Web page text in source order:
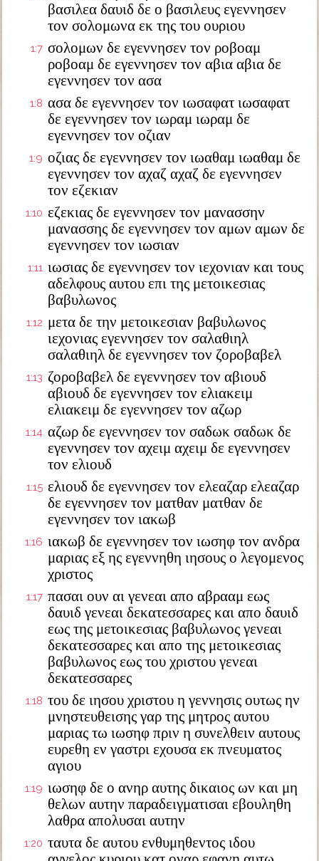
βασιλεα δαυιδ δε ο βασιλευς εγεννησεν
τον σολομωνα εκ της του ουριου
1:7 σολομων δε εγεννησεν τον ροβοαμ
ροβοαμ δε εγεννησεν τον αβια αβια δε
εγεννησεν τον ασα
1:8 ασα δε εγεννησεν τον ιωσαφατ ιωσαφατ
δε εγεννησεν τον ιωραμ ιωραμ δε
εγεννησεν τον οζιαν
1:9 οζιας δε εγεννησεν τον ιωαθαμ ιωαθαμ δε
εγεννησεν τον αχαζ αχαζ δε εγεννησεν
τον εζεκιαν
1:10 εζεκιας δε εγεννησεν τον μανασσην
μανασσης δε εγεννησεν τον αμων αμων δε
εγεννησεν τον ιωσιαν
1:11 ιωσιας δε εγεννησεν τον ιεχονιαν και τους
αδελφους αυτου επι της μετοικεσιας
βαβυλωνος
1:12 μετα δε την μετοικεσιαν βαβυλωνος
ιεχονιας εγεννησεν τον σαλαθιηλ
σαλαθιηλ δε εγεννησεν τον ζοροβαβελ
1:13 ζοροβαβελ δε εγεννησεν τον αβιουδ
αβιουδ δε εγεννησεν τον ελιακειμ
ελιακειμ δε εγεννησεν τον αζωρ
1:14 αζωρ δε εγεννησεν τον σαδωκ σαδωκ δε
εγεννησεν τον αχειμ αχειμ δε εγεννησεν
τον ελιουδ
1:15 ελιουδ δε εγεννησεν τον ελεαζαρ ελεαζαρ
δε εγεννησεν τον ματθαν ματθαν δε
εγεννησεν τον ιακωβ
1:16 ιακωβ δε εγεννησεν τον ιωσηφ τον ανδρα
μαριας εξ ης εγεννηθη ιησους ο λεγομενος
χριστος
1:17 πασαι ουν αι γενεαι απο αβρααμ εως
δαυιδ γενεαι δεκατεσσαρες και απο δαυιδ
εως της μετοικεσιας βαβυλωνος γενεαι
δεκατεσσαρες και απο της μετοικεσιας
βαβυλωνος εως του χριστου γενεαι
δεκατεσσαρες
1:18 του δε ιησου χριστου η γεννησις ουτως ην
μνηστευθεισης γαρ της μητρος αυτου
μαριας τω ιωσηφ πριν η συνελθειν αυτους
ευρεθη εν γαστρι εχουσα εκ πνευματος
αγιου
1:19 ιωσηφ δε ο ανηρ αυτης δικαιος ων και μη
θελων αυτην παραδειγματισαι εβουληθη
λαθρα απολυσαι αυτην
1:20 ταυτα δε αυτου ενθυμηθεντος ιδου